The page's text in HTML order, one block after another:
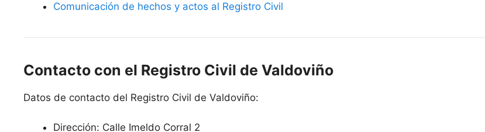
Comunicación de hechos y actos al Registro Civil
Contacto con el Registro Civil de Valdoviño
Datos de contacto del Registro Civil de Valdoviño:
Dirección: Calle Imeldo Corral 2